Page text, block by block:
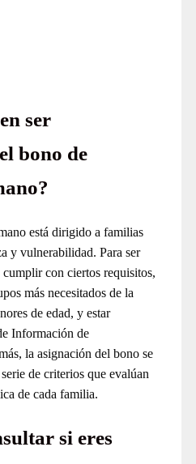
ser
bono de
está dirigido a familias
y vulnerabilidad. Para ser
con ciertos requisitos,
más necesitados de la
de edad, y estar
Información de
la asignación del bono se
de criterios que evalúan
de cada familia.
si eres